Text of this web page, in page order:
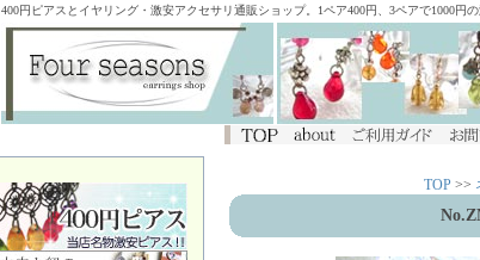
400円ピアスとイヤリング・激安アクセサリ通販ショップ。1ペア400円、3ペアで1000
TOP >>